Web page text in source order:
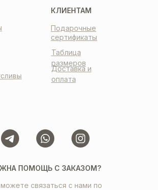
КЛИЕНТАМ
Таблица
размеров
Доставка и
оплата
Подарочные
сертификаты
ПОМОЩЬ С ЗАКАЗОМ?
связаться с нами по